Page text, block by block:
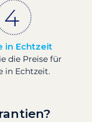
in Echtzeit
die Preise für
in Echtzeit.